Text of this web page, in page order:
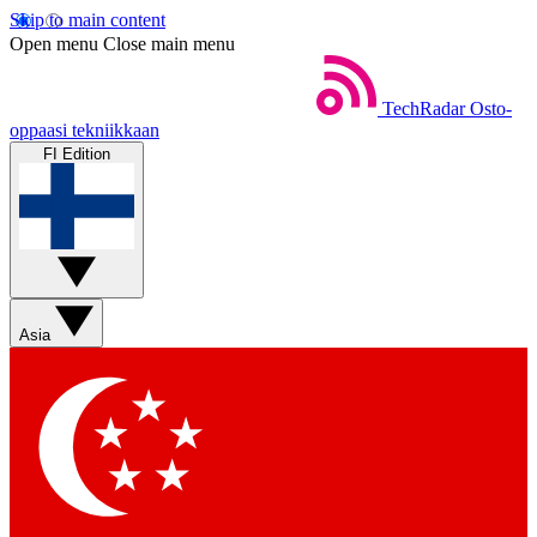
Skip to main content
Open menu Close main menu
TechRadar Osto-
oppaasi tekniikkaan
FI Edition
Asia